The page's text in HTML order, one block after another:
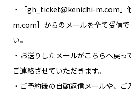
・「gh_ticket@kenichi-m.com」
m.com］からのメールを全て受信
い。
・お送りしたメールがこちらへ戻
ご連絡させていただきます。
・ご予約後の自動返信メールや、